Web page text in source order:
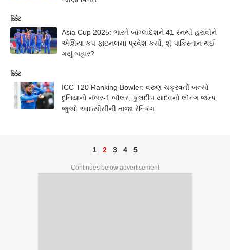
ક્રિકેટ
Asia Cup 2025: ભારતે બાંગ્લાદેશને 41 રનથી હરાવીને
એશિયા કપ ફાઇનલમાં પ્રવેશ કર્યો, શું પાકિસ્તાન થઈ
ગયું બહાર?
ક્રિકેટ
ICC T20 Ranking Bowler: વરુણ ચક્રવર્તી બન્યો
દુનિયાનો નંબર-1 બૉલર, કુલદીપ યાદવનો લૉન્ગ જમ્પ,
જુઓ આઇસીસીની તાજા રેન્કિંગ
1 2 3 4 5
Continues below advertisement